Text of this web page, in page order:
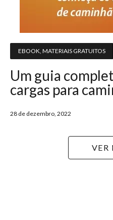
EBOOK MATERIAIS GRATUITOS
Um guia
cargas para
28 de dezembro, 2022
VER